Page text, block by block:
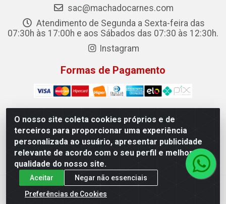
O nosso site coleta cookies próprios e de
terceiros para proporcionar uma experiência
personalizada ao usuário, apresentar publicidade
relevante de acordo com o seu perfil e melhorar a
qualidade do nosso site.
Aceitar
Negar não essenciais
Preferências de Cookies
sac@machadocarnes.com
Atendimento de Segunda a Sexta-feira das
07:30h às 17:00h e aos Sábados das 07:30 às 12:30h.
Instagram
Formas de Pagamento
Machado Carnes Distribuidora de Alimentos LTDA -
Logradouro: Avenida Candido Aleixo, 148 - Centro - Oeiras/PI
- CEP 64.500-000 - 31.391.008/0001-50